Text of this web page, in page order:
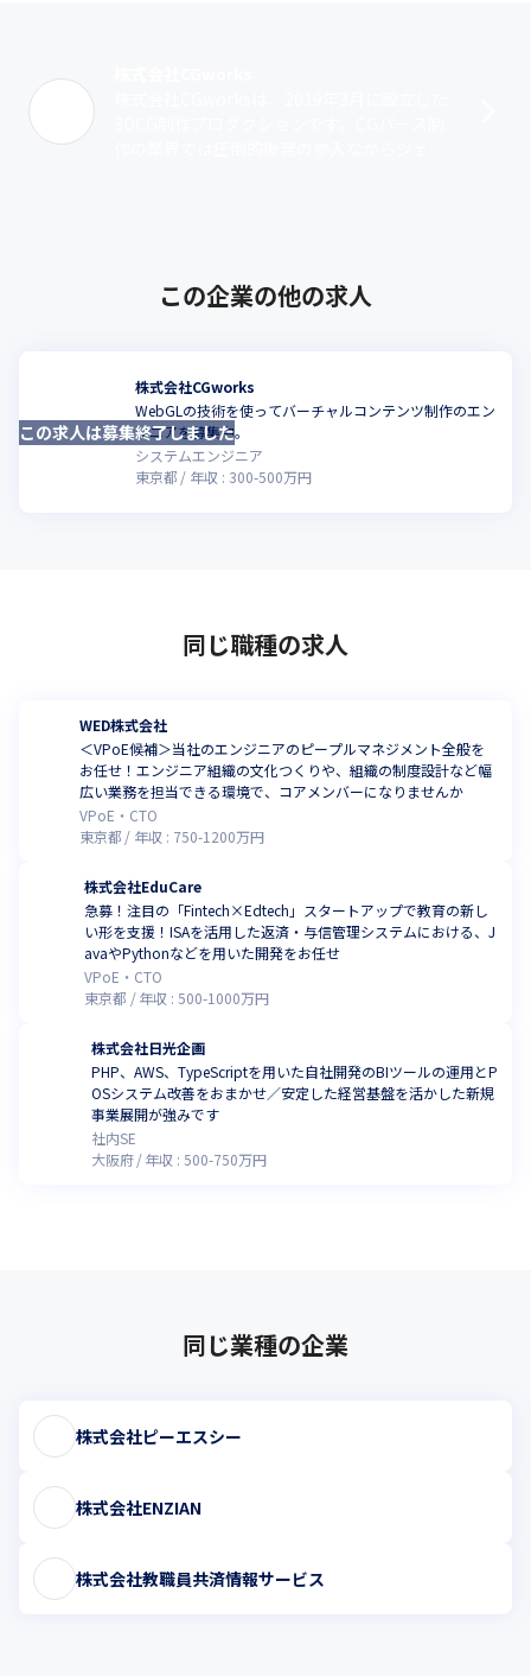
この企業の他の求人
株式会社CGworks
WebGLの技術を使ってバーチャルコンテンツ制作のエン
ジニアを募集中。
システムエンジニア
東京都
年収 : 300-500万円
この求人は募集終了しました
同じ職種の求人
WED株式会社
＜VPoE候補＞当社のエンジニアのピープルマネジメント全般を
お任せ！エンジニア組織の文化つくりや、組織の制度設計など幅
広い業務を担当できる環境で、コアメンバーになりませんか
VPoE・CTO
東京都
年収 : 750-1200万円
株式会社EduCare
急募！注目の「Fintech×Edtech」スタートアップで教育の新し
い形を支援！ISAを活用した返済・与信管理システムにおける、J
avaやPythonなどを用いた開発をお任せ
VPoE・CTO
東京都
年収 : 500-1000万円
株式会社日光企画
PHP、AWS、TypeScriptを用いた自社開発のBIツールの運用とP
OSシステム改善をおまかせ／安定した経営基盤を活かした新規
事業展開が強みです
社内SE
大阪府
年収 :500-750万円
同じ業種の企業
株式会社ピーエスシー
株式会社ENZIAN
株式会社教職員共済情報サービス